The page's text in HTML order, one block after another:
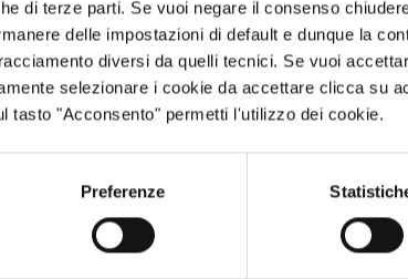
di terze parti. Se vuoi negare il consenso
delle impostazioni di default e dunque la
diversi da quelli tecnici. Se vuoi
selezionare i cookie da accettare clicca su
tasto "Acconsento" permetti l'utilizzo dei cookie.
Preferenze
679 on the protection of natural
Data and to the free circulation of
Europea Autocaravan group for brands:
informs you that the data you provided
the purposes specified below.
that I have read the Privacy Policy. Click